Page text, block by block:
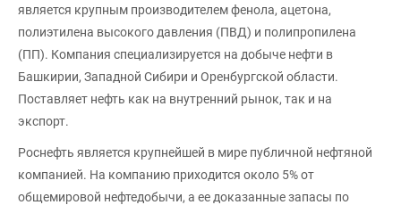
является крупным производителем фенола, ацетона,
полиэтилена высокого давления (ПВД) и полипропилена
(ПП). Компания специализируется на добыче нефти в
Башкирии, Западной Сибири и Оренбургской области.
Поставляет нефть как на внутренний рынок, так и на
экспорт.
Роснефть является крупнейшей в мире публичной нефтяной
компанией. На компанию приходится около 5% от
общемировой нефтедобычи, а ее доказанные запасы по